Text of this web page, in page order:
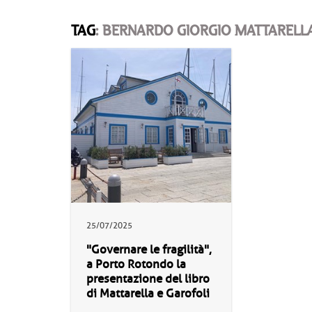
TAG: BERNARDO GIORGIO
25/07/2025
"Governare le fragilità",
a Porto Rotondo la
presentazione del libro
di Mattarella e Garofoli